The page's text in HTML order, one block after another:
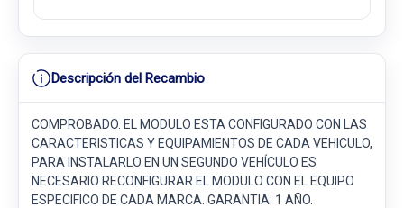
Descripción del Recambio
COMPROBADO. EL MODULO ESTA CONFIGURADO CON LAS
CARACTERISTICAS Y EQUIPAMIENTOS DE CADA VEHICULO,
PARA INSTALARLO EN UN SEGUNDO VEHÍCULO ES
NECESARIO RECONFIGURAR EL MODULO CON EL EQUIPO
ESPECIFICO DE CADA MARCA. GARANTIA: 1 AÑO.